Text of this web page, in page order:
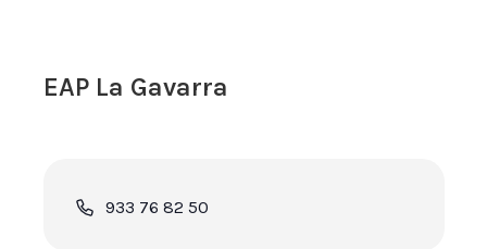
EAP La Gavarra
Phone
933 76 82 50